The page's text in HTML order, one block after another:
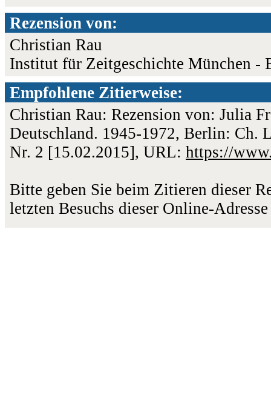
Rezension von:
Christian Rau
Institut für Zeitgeschichte München -
Empfohlene Zitierweise:
Christian Rau: Rezension von: Julia
Deutschland. 1945-1972, Berlin: Ch.
Nr. 2 [15.02.2015], URL: https://
Bitte geben Sie beim Zitieren dieser
letzten Besuchs dieser Online-Adresse